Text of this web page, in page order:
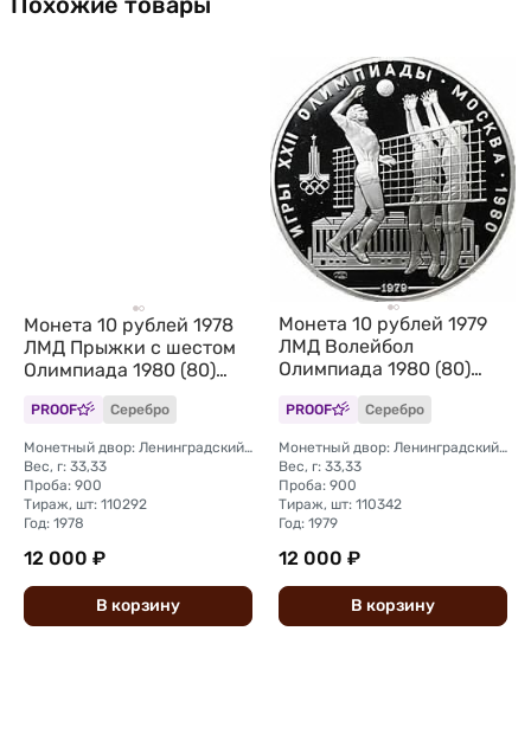
Монета 10 рублей 1978
ЛМД Прыжки с шестом
Олимпиада 1980 (80)
PROOF Серебро
Монетный двор: Ленинградский (ЛМД)
Вес, г: 33,33
Проба: 900
Тираж, шт: 110292
Год: 1978
12 000 ₽
В корзину
Монета 10 рублей 1979
ЛМД Волейбол
Олимпиада 1980 (80)
PROOF Серебро
Монетный двор: Ленинградский (ЛМД)
Вес, г: 33,33
Проба: 900
Тираж, шт: 110342
Год: 1979
12 000 ₽
В корзину